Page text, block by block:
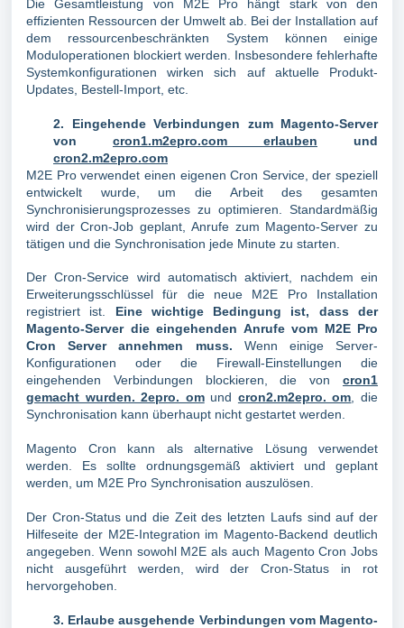
Die Gesamtleistung von M2E Pro hängt stark von den
effizienten Ressourcen der Umwelt ab. Bei der Installation auf
dem ressourcenbeschränkten System können einige
Moduloperationen blockiert werden. Insbesondere fehlerhafte
Systemkonfigurationen wirken sich auf aktuelle Produkt-
Updates, Bestell-Import, etc.
2. Eingehende Verbindungen zum Magento-Server
von
cron1.m2epro.com erlauben und
cron2.m2epro.com
M2E Pro verwendet einen eigenen Cron Service, der speziell
entwickelt wurde, um die Arbeit des gesamten
Synchronisierungsprozesses zu optimieren. Standardmäßig
wird der Cron-Job geplant, Anrufe zum Magento-Server zu
tätigen und die Synchronisation jede Minute zu starten.
Der Cron-Service wird automatisch aktiviert, nachdem ein
Erweiterungsschlüssel für die neue M2E Pro Installation
registriert ist. Eine wichtige Bedingung ist, dass der
Magento-Server die eingehenden Anrufe vom M2E Pro
Cron Server annehmen muss. Wenn einige Server-
Konfigurationen oder die Firewall-Einstellungen die
eingehenden Verbindungen blockieren, die von
cron1
gemacht wurden. 2epro. omund cron2.m2epro. om , die
Synchronisation kann überhaupt nicht gestartet werden.
Magento Cron kann als alternative Lösung verwendet
werden. Es sollte ordnungsgemäß aktiviert und geplant
werden, um M2E Pro Synchronisation auszulösen.
Der Cron-Status und die Zeit des letzten Laufs sind auf der
Hilfeseite der M2E-Integration im Magento-Backend deutlich
angegeben. Wenn sowohl M2E als auch Magento Cron Jobs
nicht ausgeführt werden, wird der Cron-Status in rot
hervorgehoben.
3. Erlaube ausgehende Verbindungen vom Magento-